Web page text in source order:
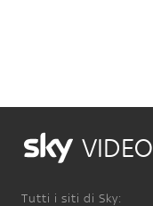
VIDEO
Tutti i siti di Sky: